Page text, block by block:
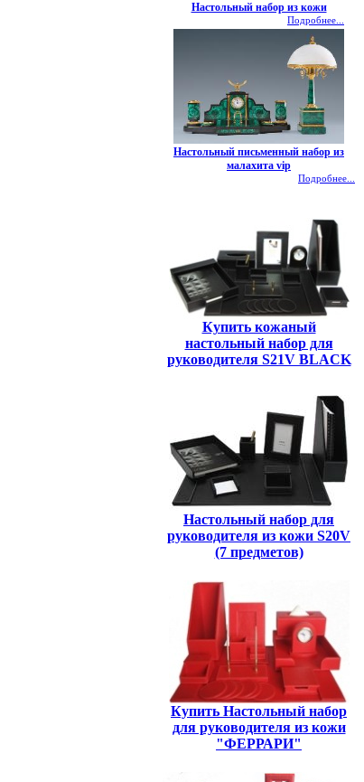
Настольный набор из кожи
Подробнее...
Настольный письменный набор из
малахита vip
Подробнее...
Купить кожаный
настольный набор для
руководителя S21V BLACK
Настольный набор для
руководителя из кожи S20V
(7 предметов)
Купить Настольный набор
для руководителя из кожи
"ФЕРРАРИ"